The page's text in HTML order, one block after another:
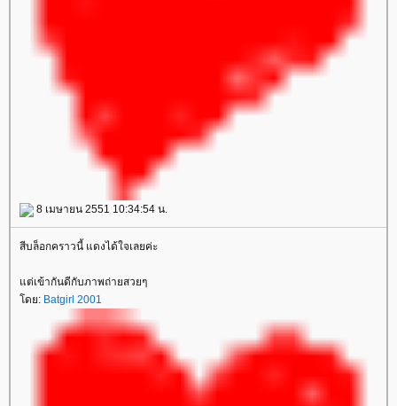
8 เมษายน 2551 10:34:54 น.
สีบล็อกคราวนี้ แดงได้ใจเลยค่ะ
ต่เข้ากันดีกับภาพถ่ายสวยๆ
ดย: Batgirl 2001